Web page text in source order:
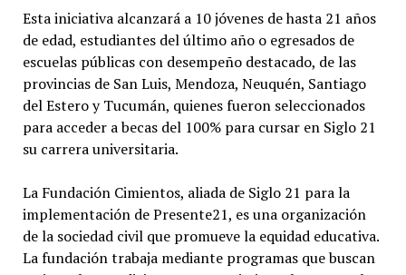
Esta iniciativa alcanzará a 10 jóvenes de hasta 21 años
de edad, estudiantes del último año o egresados de
escuelas públicas con desempeño destacado, de las
provincias de San Luis, Mendoza, Neuquén, Santiago
del Estero y Tucumán, quienes fueron seleccionados
para acceder a becas del 100% para cursar en Siglo 21
su carrera universitaria.
La Fundación Cimientos, aliada de Siglo 21 para la
implementación de Presente21, es una organización
de la sociedad civil que promueve la equidad educativa.
La fundación trabaja mediante programas que buscan